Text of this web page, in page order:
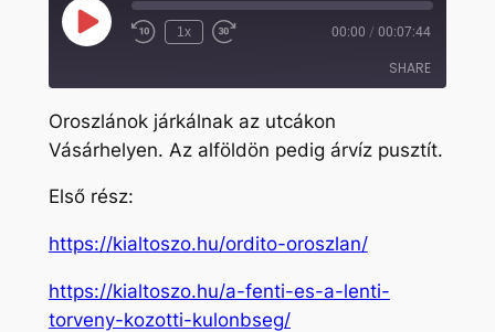
Play
Episode Rewind
1x
Fast
seconds
00:00 / 00:07:44
SHARE
SHARE
Oroszlánok járkálnak az utcákon
Vásárhelyen. Az alföldön pedig árvíz pusztít.
Első rész:
https://kialtoszo.hu/ordito-oroszlan/
https://kialtoszo.hu/a-fenti-es-a-lenti-
torveny-kozotti-kulonbseg/